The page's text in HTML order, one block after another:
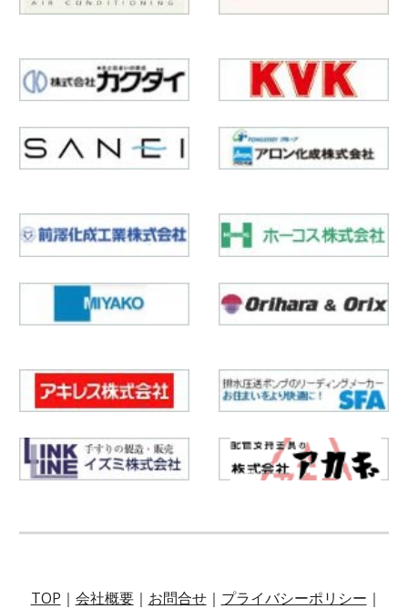
TOP ｜ 会社概要｜ お問合せ｜ プライバシーポリシー ｜